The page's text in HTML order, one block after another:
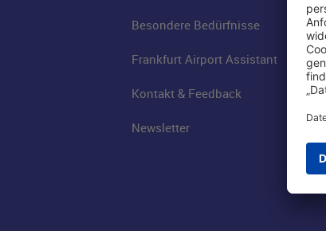
Besondere Bedürfnisse
Frankfurt Airport Assistant
Kontakt & Feedback
Newsletter